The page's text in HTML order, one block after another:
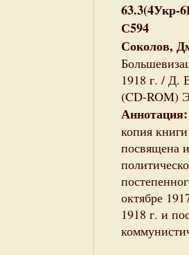
63.3(4Укр-
С594
Соколов,
1918 г. / Д.
(CD-ROM)
Аннотация:
копия
посвящена
октябре
1918 г. и